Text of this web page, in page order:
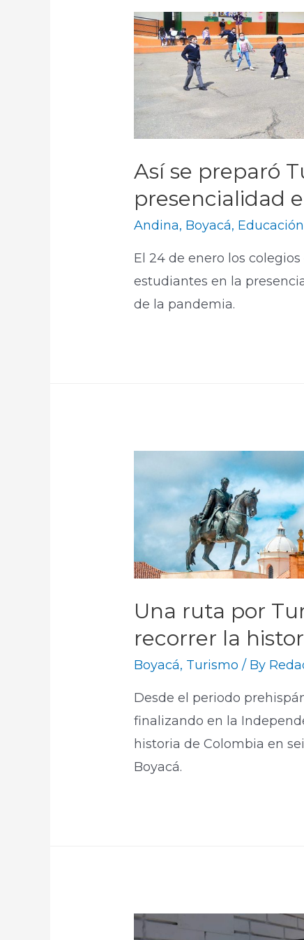
Así se preparó
presencialidad
Andina, Boyacá, Educación
El 24 de enero los
estudiantes en la
de la pandemia.
Una ruta por
recorrer la
Boyacá, Turismo / By
Desde el periodo
finalizando en la
historia de Colombia en
Boyacá.